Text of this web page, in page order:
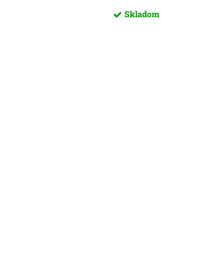
Skladom